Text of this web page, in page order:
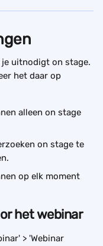
uitnodigt on stage.
het daar op
alleen on stage
on stage te
op elk moment
het webinar
> 'Webinar